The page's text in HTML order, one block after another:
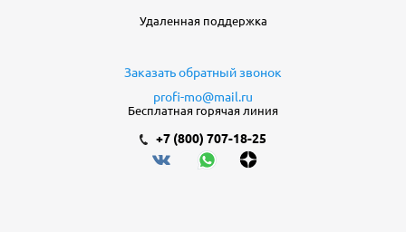
Удаленная поддержка
Заказать обратный звонок
profi-mo@mail.ru
Бесплатная горячая линия
+7 (800) 707-18-25